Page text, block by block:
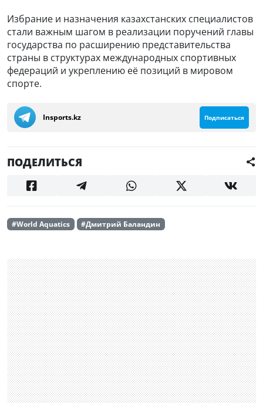
Избрание и назначения казахстанских специалистов
стали важным шагом в реализации поручений главы
государства по расширению представительства
страны в структурах международных спортивных
федераций и укреплению её позиций в мировом
спорте.
Insports.kz Подписаться
ПОДЕЛИТЬСЯ
#World Aquatics #Дмитрий Баландин